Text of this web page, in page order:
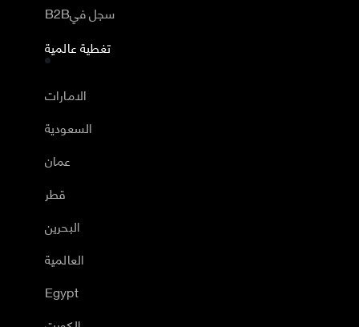
B2Bسجل في
تغطية عالمية
الامارات
السعودية
عمان
قطر
البحرين
العالمية
Egypt